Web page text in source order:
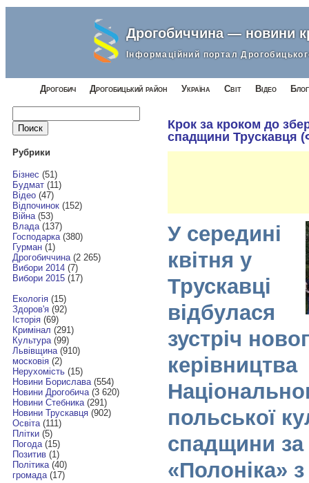
Дрогобиччина — новини
Інформаційний портал
Дрогобич Дрогобицький район Україна Світ Відео
Найти:
Рубрики
Бізнес (51)
Будмат(11)
Відео(47)
Відпочинок(152)
Війна(53)
Влада(137)
Господарка(380)
Гурман(1)
Дрогобиччина(2 265)
Вибори 2014(7)
Вибори 2015(17)
Екологія(15)
Здоров'я(92)
Історія(69)
Кримінал (291)
Культура(99)
Львівщина(910)
московія(2)
Нерухомість(15)
Новини Борислава(554)
Новини Дрогобича(3 620)
Новини Стебника(291)
Новини Трускавця(902)
Освіта(111)
Плітки(5)
Погода(15)
Позитив(1)
Політика(40)
громада(17)
Крок за кроком до
спадщини Трускавця
У середині
квітня у
Трускавці
відбулася
зустріч
керівництва
польської
спадщини
«Полоніка»